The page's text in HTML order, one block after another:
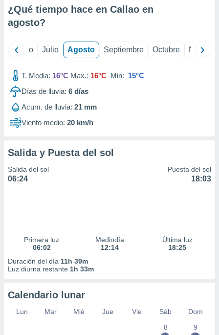
mediante
publicidad
de
1199
¿Qué tiempo hace en Callao en
agosto?
Junio Julio Agosto Septiembre Octubre
T. Media: 16°C Max.: 16°C Min: 15°C
Días de lluvia: 6 días
Acum. de lluvia: 21 mm
Viento medio: 20 km/h
Salida y Puesta del sol
Salida del sol
06:24
Puesta del sol
18:03
Primera luz
06:02
Mediodía
12:14
Última luz
18:25
Duración del día 11h 39m
Luz diurna restante 1h 33m
Calendario lunar
Lun Mar Mié Jue Vie Sáb
Dom
8
9